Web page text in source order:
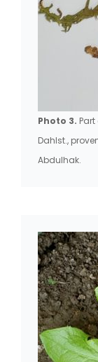
Photo 3.
Dahlst.,
Abdulhak.